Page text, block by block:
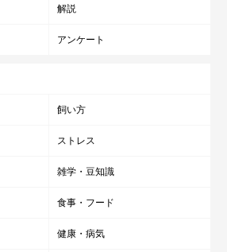
解説
アンケート
飼い方
ストレス
雑学・豆知識
食事・フード
健康・病気